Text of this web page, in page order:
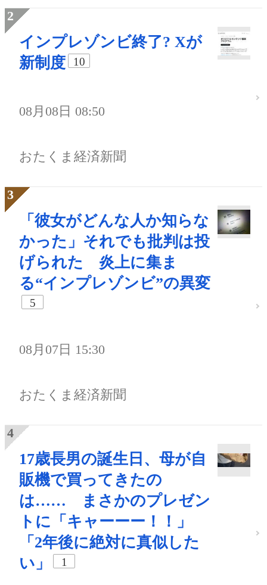
インプレゾンビ終了? Xが
新制度
10
08月08日 08:50
おたくま経済新聞
「彼女がどんな人か知らな
かった」それでも批判は投
げられた 炎上に集ま
る“インプレゾンビ”の異変
5
08月07日 15:30
おたくま経済新聞
17歳長男の誕生日、母が自
販機で買ってきたの
は…… まさかのプレゼン
トに「キャーーー！！」
「2年後に絶対に真似した
い」
1